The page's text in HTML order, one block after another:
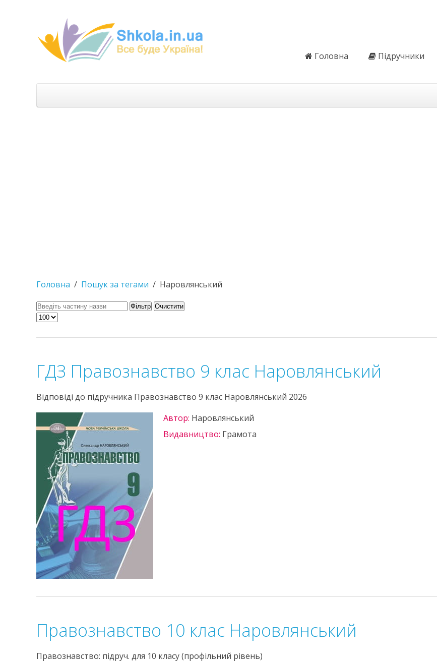
Головна Підручники
Головна Пошук за тегами Наровлянський
Фільтр Очистити
ГДЗ Правознавство 9 клас Наровлянський
Відповіді до підручника Правознавство 9 клас Наровлянський 2026
Автор: Наровлянський
Видавництво: Грамота
Правознавство 10 клас Наровлянський
Правознавство: підруч. для 10 класу (профільний рівень)